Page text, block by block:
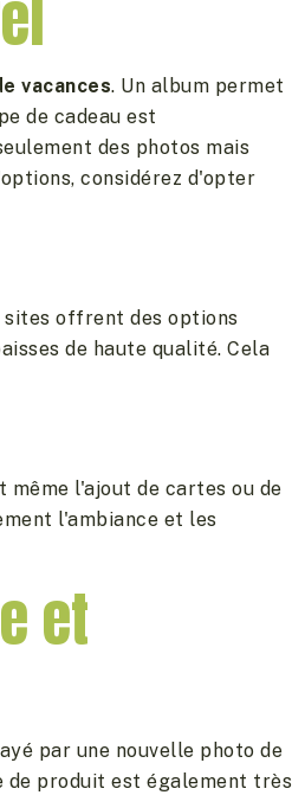
vacances. Un album permet
de cadeau est
des photos mais
considérez d'opter
sites offrent des options
de haute qualité. Cela
même l'ajout de cartes ou de
l'ambiance et les
et
par une nouvelle photo de
de produit est également très